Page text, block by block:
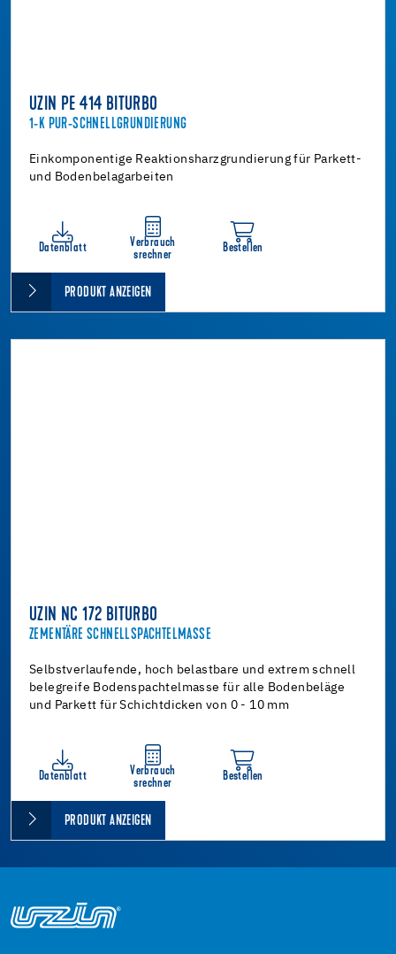
UZIN PE 414 BITURBO
1-K PUR-SCHNELLGRUNDIERUNG
Einkomponentige Reaktionsharzgrundierung für Parkett-
und Bodenbelagarbeiten
Datenblatt
Verbrauch
srechner
Bestellen
PRODUKT ANZEIGEN
UZIN NC 172 BITURBO
ZEMENTÄRE SCHNELLSPACHTELMASSE
Selbstverlaufende, hoch belastbare und extrem schnell
belegreife Bodenspachtelmasse für alle Bodenbeläge
und Parkett für Schichtdicken von 0 - 10 mm
Datenblatt
Verbrauch
srechner
Bestellen
PRODUKT ANZEIGEN